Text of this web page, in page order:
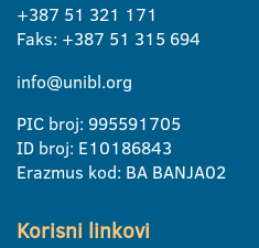
+387 51 321 171
Faks: +387 51 315 694
info@unibl.org
PIC broj: 995591705
ID broj: E10186843
Erazmus kod: BA BANJA02
Korisni linkovi